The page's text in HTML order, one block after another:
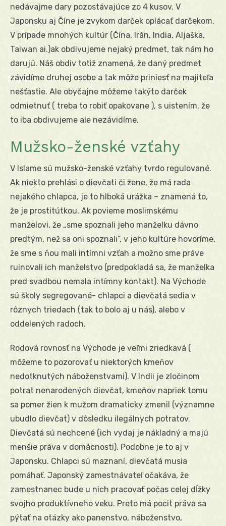
nedávajme dary pozostávajúce zo 4 kusov. V
Japonsku aj Číne je zvykom darček oplácať darčekom.
V prípade mnohých kultúr (Čína, Irán, India, Aljaška,
Taiwan ai.)ak obdivujeme nejaký predmet, tak nám ho
darujú. Náš obdiv totiž znamená, že daný predmet
závidíme druhej osobe a tak môže priniesť na majiteľa
nešťastie. Ale obyčajne môžeme takýto darček
odmietnuť ( treba to robiť opakovane ), s uistením, že
to iba obdivujeme ale nezávidíme.
Mužsko-ženské vzťahy
V Islame sú mužsko-ženské vzťahy tvrdo regulované.
Ak niekto prehlási o dievčati či žene, že má rada
nejakého chlapca, je to hlboká urážka – znamená to,
že je prostitútkou. Ak povieme moslimskému
manželovi, že „sme spoznali jeho manželku dávno
predtým, než sa oni spoznali“, v jeho kultúre hovoríme,
že sme s ňou mali intímni vzťah a možno sme práve
ruinovali ich manželstvo (predpokladá sa, že manželka
pred svadbou nemala intímny kontakt). Na Východe
sú školy segregované- chlapci a dievčatá sedia v
rôznych triedach (tak to bolo aj u nás), alebo v
oddelených radoch.
Rodová rovnosť na Východe je veľmi zriedkavá (
môžeme to pozorovať u niektorých kmeňov
nedotknutých náboženstvami). V Indii je zločinom
potrat nenarodených dievčat, kmeňov napriek tomu
sa pomer žien k mužom dramaticky zmenil (významne
ubudlo dievčat) v dôsledku ilegálnych potratov.
Dievčatá sú nechcené (ich vydaj je nákladný a majú
menšie práva v domácnosti). Podobne je to aj v
Japonsku. Chlapci sú maznaní, dievčatá musia
pomáhať. Japonský zamestnávateľ očakáva, že
zamestnanec bude u nich pracovať počas celej dĺžky
svojho produktívneho veku. Preto má pocit práva sa
pýtať na otázky ako panenstvo, náboženstvo,